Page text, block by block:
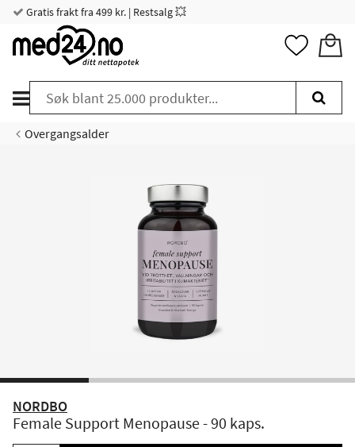
Gratis frakt fra 499 kr. | Restsalg 💥
Overgangsalder
NORDBO
Female Support Menopause - 90 kaps.